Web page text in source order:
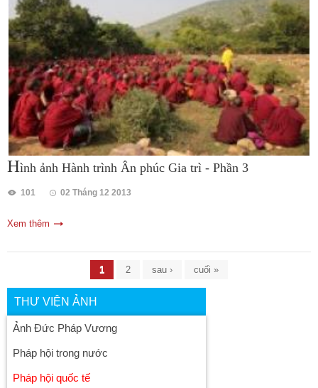
Hình ảnh Hành trình Ân phúc Gia trì - Phần 3
101 02 Tháng 12 2013
Xem thêm
1 2 sau › cuối »
THƯ VIỆN ẢNH
Ảnh Đức Pháp Vương
Pháp hội trong nước
Pháp hội quốc tế